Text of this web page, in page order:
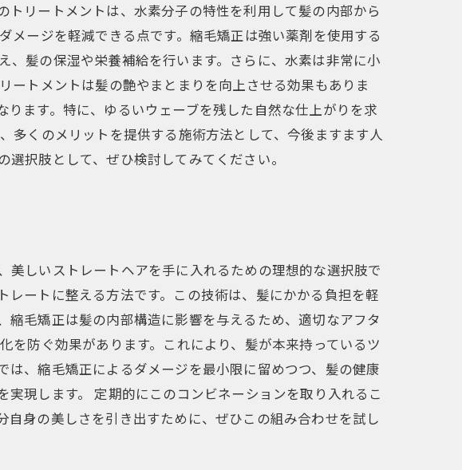
リートメントは、水素分子の特性を利用して髪の内部から
ージを軽減できる点です。縮毛矯正は強い薬剤を使用する
髪の保湿や栄養補給を行います。さらに、水素は非常に小
ートメントは髪の艶やまとまりを向上させる効果もありま
ます。特に、ゆるいウェーブを残した自然な仕上がりを求
多くのメリットを提供する施術方法として、今後ますます人
択肢として、ぜひ検討してみてください。
しいストレートヘアを手に入れるための理想的な選択肢で
ートに整える方法です。この技術は、髪にかかる負担を軽
毛矯正は髪の内部構造に影響を与えるため、適切なアフタ
防ぐ効果があります。これにより、髪が本来持っているツ
、縮毛矯正によるダメージを最小限に留めつつ、髪の健康
現します。 定期的にこのコンビネーションを取り入れるこ
身の美しさを引き出すために、ぜひこの組み合わせを試し